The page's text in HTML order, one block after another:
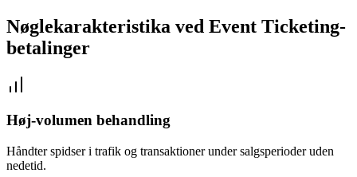
Nøglekarakteristika ved Event Ticketing-
betalinger
Høj-volumen behandling
Håndter spidser i trafik og transaktioner under salgsperioder uden
nedetid.